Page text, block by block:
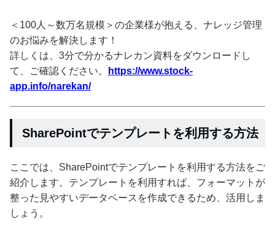
＜100人～数万名規模＞の企業様が抱える、ナレッジ管理
のお悩みを解決します！
詳しくは、3分で分かるナレカン資料をダウンロードし
て、ご確認ください。
https://www.stock-
app.info/narekan/
SharePointでテンプレートを利用する方法
ここでは、SharePointでテンプレートを利用する方法をご
紹介します。テンプレートを利用すれば、フォーマットが
整った見やすいデータベースを作成できるため、活用しま
しょう。